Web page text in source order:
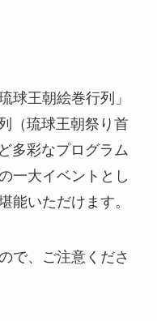
球王朝絵巻行列」
（琉球王朝祭り首
多彩なプログラム
一大イベントとし
能いただけます。
で、ご注意くださ